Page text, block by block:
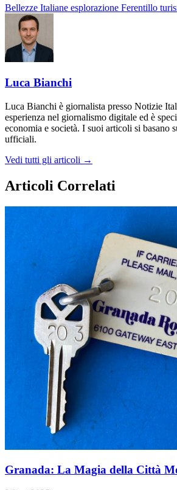
Bellezze Italiane esplorazione Ferentillo
Luca Bianchi
Luca Bianchi è giornalista presso Notizie
esperienza nel giornalismo digitale ed è
economia e società. I suoi articoli si basano
ufficiali.
Vedi tutti gli articoli →
Articoli Correlati
Granada: La Magia della Città